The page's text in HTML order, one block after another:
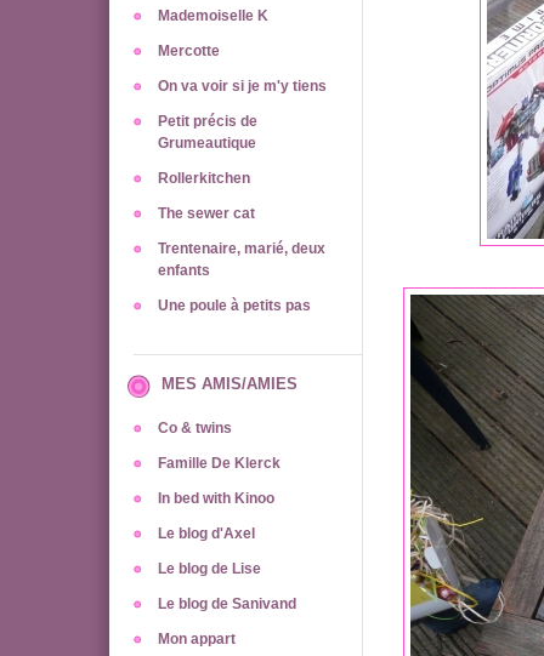
Mademoiselle K
Mercotte
On va voir si je m'y tiens
Petit précis de
Grumeautique
Rollerkitchen
The sewer cat
Trentenaire, marié, deux
enfants
Une poule à petits pas
MES AMIS/AMIES
Co & twins
Famille De Klerck
In bed with Kinoo
Le blog d'Axel
Le blog de Lise
Le blog de Sanivand
Mon appart